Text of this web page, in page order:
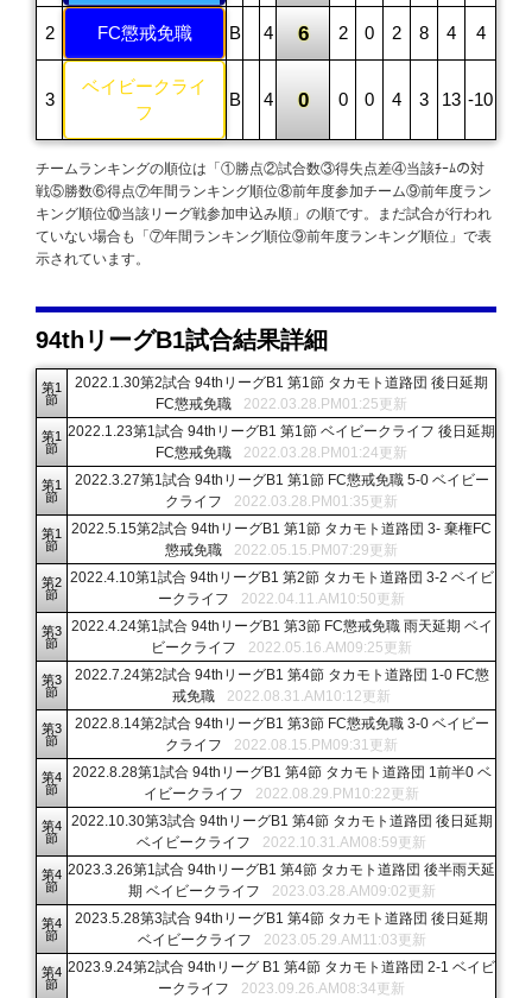
FC懲戒免職 B 4 6 2 0 2 8 4 4
ベイビークライ
フ
B 4 0 0 0 4 3 13 -10
チームランキングの順位は「①勝点②試合数③得失点差④当該ﾁｰﾑの対
戦⑤勝数⑥得点⑦年間ランキング順位⑧前年度参加チーム⑨前年度ラン
キング順位⑩当該リーグ戦参加申込み順」の順です。まだ試合が行われ
ていない場合も「⑦年間ランキング順位⑨前年度ランキング順位」で表
示されています。
94thリーグB1試合結果詳細
第1
節
2022.1.30第2試合 94thリーグB1 第1節 タカモト道路団 後日延期
FC懲戒免職
2022.03.28.PM01:25更新
第1
節
2022.1.23第1試合 94thリーグB1 第1節 ベイビークライフ 後日延期
FC懲戒免職
2022.03.28.PM01:24更新
第1
節
2022.3.27第1試合 94thリーグB1 第1節 FC懲戒免職 5-0 ベイビー
クライフ
2022.03.28.PM01:35更新
第1
節
2022.5.15第2試合 94thリーグB1 第1節 タカモト道路団 3- 棄権FC
懲戒免職
2022.05.15.PM07:29更新
第2
節
2022.4.10第1試合 94thリーグB1 第2節 タカモト道路団 3-2 ベイビ
ークライフ
2022.04.11.AM10:50更新
第3
節
2022.4.24第1試合 94thリーグB1 第3節 FC懲戒免職 雨天延期 ベイ
ビークライフ
2022.05.16.AM09:25更新
第3
節
2022.7.24第2試合 94thリーグB1 第4節 タカモト道路団 1-0 FC懲
戒免職
2022.08.31.AM10:12更新
第3
節
2022.8.14第2試合 94thリーグB1 第3節 FC懲戒免職 3-0 ベイビー
クライフ
2022.08.15.PM09:31更新
第4
節
2022.8.28第1試合 94thリーグB1 第4節 タカモト道路団 1前半0 ベ
イビークライフ
2022.08.29.PM10:22更新
第4
節
2022.10.30第3試合 94thリーグB1 第4節 タカモト道路団 後日延期
ベイビークライフ
2022.10.31.AM08:59更新
第4
節
2023.3.26第1試合 94thリーグB1 第4節 タカモト道路団 後半雨天延
期 ベイビークライフ
2023.03.28.AM09:02更新
第4
節
2023.5.28第3試合 94thリーグB1 第4節 タカモト道路団 後日延期
ベイビークライフ
2023.05.29.AM11:03更新
第4
節
2023.9.24第2試合 94thリーグ B1 第4節 タカモト道路団 2-1 ベイビ
ークライフ
2023.09.26.AM08:34更新